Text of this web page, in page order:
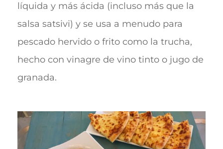
líquida y más ácida (incluso más que la
salsa satsivi) y se usa a menudo para
pescado hervido o frito como la trucha,
hecho con vinagre de vino tinto o jugo de
granada.